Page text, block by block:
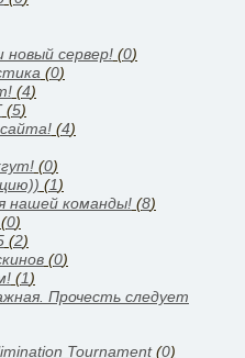
сервер! (0)
(0)
(4)
(5)
(4)
(0)
(1)
нашей команды! (8)
(0)
(2)
(0)
(1)
Прочесть следует
Tournament(0)